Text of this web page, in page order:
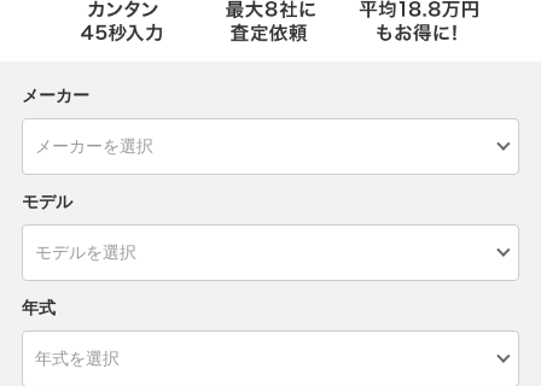
メーカー
モデル
年式